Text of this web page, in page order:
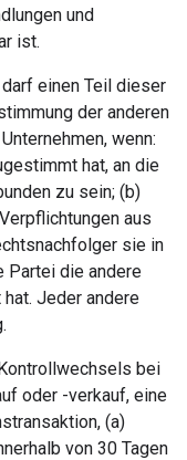
und
ist.
einen Teil dieser
der anderen
wenn:
hat, an die
zu sein; (b)
aus
sie in
Partei die andere
Jeder andere
bei
oder -verkauf, eine
(a)
von 30 Tagen